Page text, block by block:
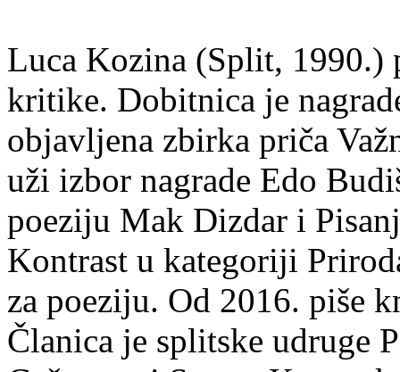
Luca Kozina (Split, 1990.)
kritike. Dobitnica je
objavljena zbirka priča
uži izbor nagrade Edo
poeziju Mak Dizdar i
Kontrast u kategoriji
za poeziju. Od 2016. piše
Članica je splitske udruge